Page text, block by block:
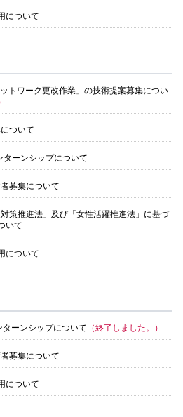
について
ットワーク更改作業」の技術提案募集につい
ついて
ーンシップについて
募集について
対策推進法」及び「女性活躍推進法」に基づ
いて
について
ーンシップについて （終了しました。）
募集について
について